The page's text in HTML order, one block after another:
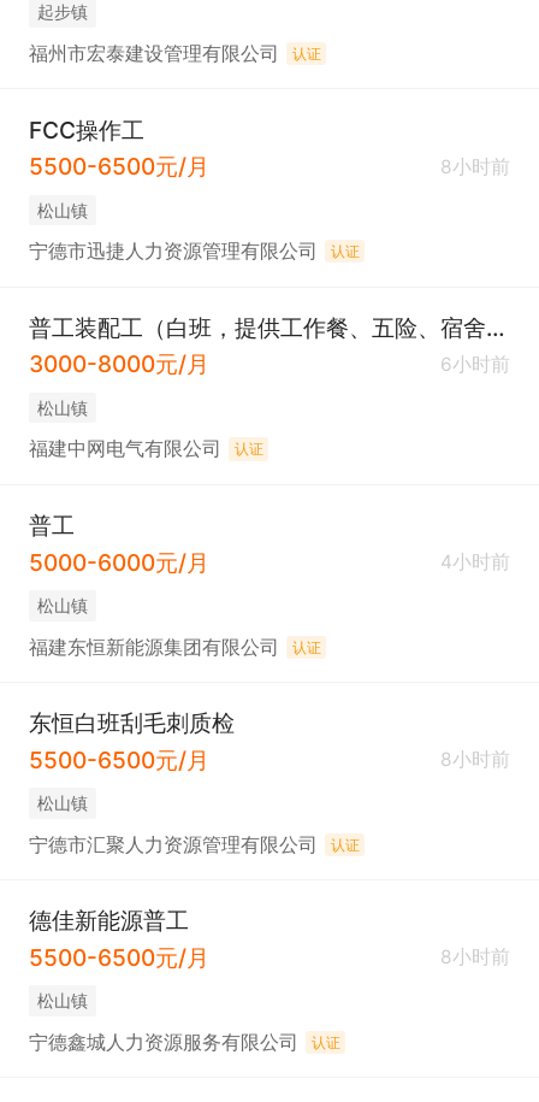
起步镇
福州市宏泰建设管理有限公司 认证
FCC操作工
5500-6500元/月
8小时前
松山镇
宁德市迅捷人力资源管理有限公司 认证
普工装配工（白班，提供工作餐、五险、宿舍、法定节假日、节日福利、免费培训等，请直接电话咨询）
3000-8000元/月
6小时前
松山镇
福建中网电气有限公司 认证
普工
5000-6000元/月
4小时前
松山镇
福建东恒新能源集团有限公司 认证
东恒白班刮毛刺质检
5500-6500元/月
8小时前
松山镇
宁德市汇聚人力资源管理有限公司 认证
德佳新能源普工
5500-6500元/月
8小时前
松山镇
宁德鑫城人力资源服务有限公司 认证